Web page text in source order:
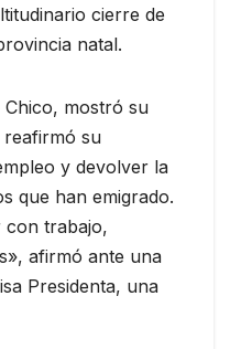
cierre de
natal.
mostró su
su
y devolver la
que han emigrado.
con trabajo,
afirmó ante una
Presidenta, una